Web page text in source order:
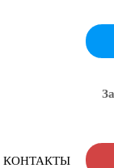
КОНТАКТЫ